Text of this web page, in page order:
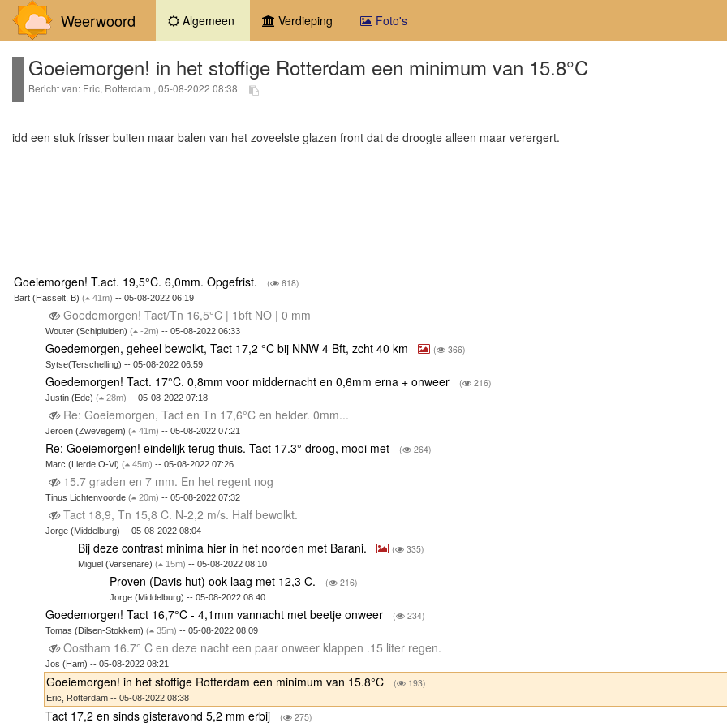
Weerwoord Algemeen (current)Verdieping Foto's
Goeiemorgen! in het stoffige Rotterdam een minimum van 15.8°C
Bericht van: Eric, Rotterdam , 05-08-2022 08:38
idd een stuk frisser buiten maar balen van het zoveelste glazen front dat de droogte alleen maar verergert.
Goeiemorgen! T.act. 19,5°C. 6,0mm. Opgefrist. ( 618)
Bart (Hasselt, B) ( 41m) -- 05-08-2022 06:19
Goedemorgen! Tact/Tn 16,5°C | 1bft NO | 0 mm
Wouter (Schipluiden)( -2m) -- 05-08-2022 06:33
Goedemorgen, geheel bewolkt, Tact 17,2 °C bij NNW 4 Bft, zcht 40 km ( 366)
Sytse(Terschelling) -- 05-08-2022 06:59
Goedemorgen! Tact. 17°C. 0,8mm voor middernacht en 0,6mm erna + onweer ( 216)
Justin (Ede)( 28m) -- 05-08-2022 07:18
Re: Goeiemorgen, Tact en Tn 17,6°C en helder. 0mm...
Jeroen (Zwevegem)( 41m) -- 05-08-2022 07:21
Re: Goeiemorgen! eindelijk terug thuis. Tact 17.3° droog, mooi met ( 264)
Marc (Lierde O-Vl)( 45m) -- 05-08-2022 07:26
15.7 graden en 7 mm. En het regent nog
Tinus Lichtenvoorde( 20m) -- 05-08-2022 07:32
Tact 18,9, Tn 15,8 C. N-2,2 m/s. Half bewolkt.
Jorge (Middelburg) -- 05-08-2022 08:04
Bij deze contrast minima hier in het noorden met Barani. ( 335)
Miguel (Varsenare) ( 15m) -- 05-08-2022 08:10
Proven (Davis hut) ook laag met 12,3 C. ( 216)
Jorge (Middelburg) -- 05-08-2022 08:40
Goedemorgen! Tact 16,7°C - 4,1mm vannacht met beetje onweer ( 234)
Tomas (Dilsen-Stokkem)( 35m) -- 05-08-2022 08:09
Oostham 16.7° C en deze nacht een paar onweer klappen .15 liter regen.
Jos (Ham) -- 05-08-2022 08:21
Goeiemorgen! in het stoffige Rotterdam een minimum van 15.8°C ( 193)
Eric, Rotterdam -- 05-08-2022 08:38
Tact 17,2 en sinds gisteravond 5,2 mm erbij ( 275)